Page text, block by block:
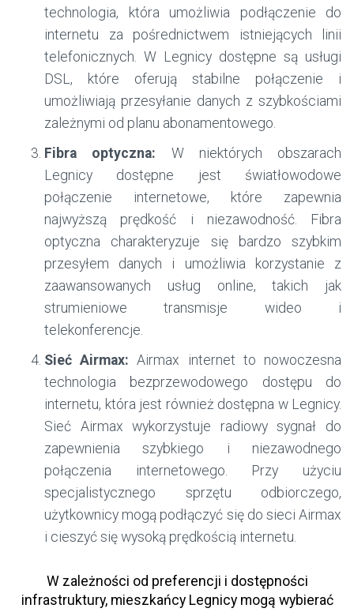
technologia, która umożliwia podłączenie do
internetu za pośrednictwem istniejących linii
telefonicznych. W Legnicy dostępne są usługi
DSL, które oferują stabilne połączenie i
umożliwiają przesyłanie danych z szybkościami
zależnymi od planu abonamentowego.
Fibra optyczna: W niektórych obszarach
Legnicy dostępne jest światłowodowe
połączenie internetowe, które zapewnia
najwyższą prędkość i niezawodność. Fibra
optyczna charakteryzuje się bardzo szybkim
przesyłem danych i umożliwia korzystanie z
zaawansowanych usług online, takich jak
strumieniowe transmisje wideo i
telekonferencje.
Sieć Airmax: Airmax internet to nowoczesna
technologia bezprzewodowego dostępu do
internetu, która jest również dostępna w Legnicy.
Sieć Airmax wykorzystuje radiowy sygnał do
zapewnienia szybkiego i niezawodnego
połączenia internetowego. Przy użyciu
specjalistycznego sprzętu odbiorczego,
użytkownicy mogą podłączyć się do sieci Airmax
i cieszyć się wysoką prędkością internetu.
W zależności od preferencji i dostępności
infrastruktury, mieszkańcy Legnicy mogą wybierać